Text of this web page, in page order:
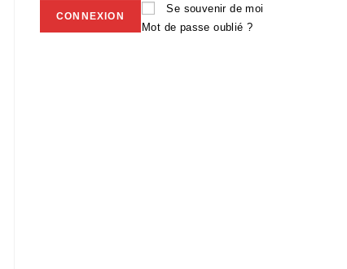
Se souvenir de moi
Mot de passe oublié ?